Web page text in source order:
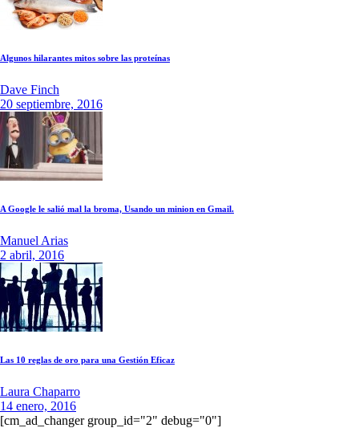
Algunos hilarantes mitos sobre las proteínas
Dave Finch
20 septiembre, 2016
A Google le salió mal la broma, Usando un minion en Gmail.
Manuel Arias
2 abril, 2016
Las 10 reglas de oro para una Gestión Eficaz
Laura Chaparro
14 enero, 2016
[cm_ad_changer group_id="2" debug="0"]